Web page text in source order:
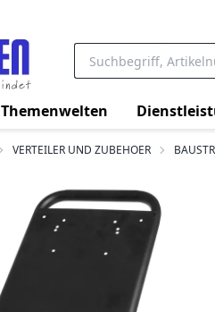
Themenwelten
VERTEILER UND ZUBEHOER